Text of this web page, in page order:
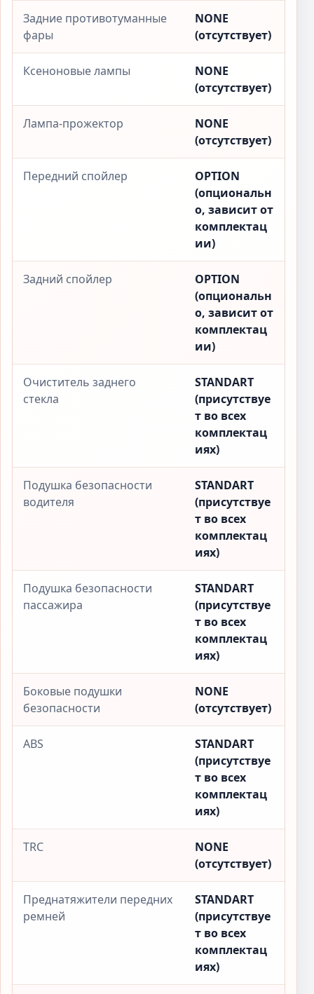
Задние противотуманные
фары
NONE
(отсутствует)
Ксеноновые лампы
NONE
(отсутствует)
Лампа-прожектор
NONE
(отсутствует)
Передний спойлер
OPTION
(опциональн
о, зависит от
комплектац
ии)
Задний спойлер
OPTION
(опциональн
о, зависит от
комплектац
ии)
Очиститель заднего
стекла
STANDART
(присутствуе
т во всех
комплектац
иях)
Подушка безопасности
водителя
STANDART
(присутствуе
т во всех
комплектац
иях)
Подушка безопасности
пассажира
STANDART
(присутствуе
т во всех
комплектац
иях)
Боковые подушки
безопасности
NONE
(отсутствует)
ABS
STANDART
(присутствуе
т во всех
комплектац
иях)
TRC
NONE
(отсутствует)
Преднатяжители передних
ремней
STANDART
(присутствуе
т во всех
комплектац
иях)